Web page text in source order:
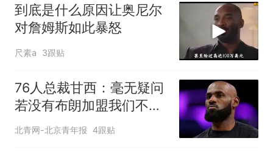
到底是什么原因让奥尼尔
对詹姆斯如此暴怒
尺素a 3跟贴
76人总裁甘西：毫无疑问
若没有布朗加盟我们不可
能签下詹姆斯
北青网-北京青年报 4跟贴